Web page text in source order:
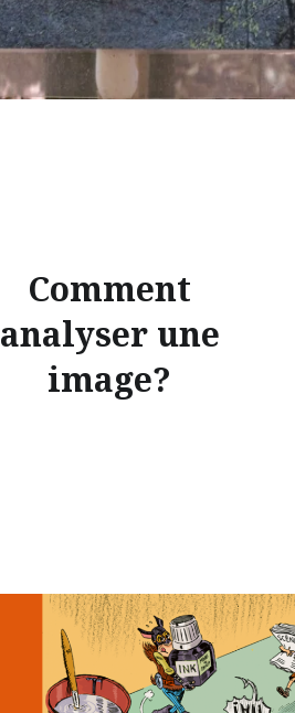
Comment
analyser une
image?